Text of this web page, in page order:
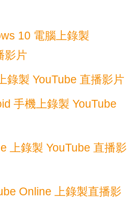
10 電腦上錄製
影片
錄製 YouTube 直播影片
手機上錄製 YouTube
上錄製 YouTube 直播影
Online 上錄製直播影